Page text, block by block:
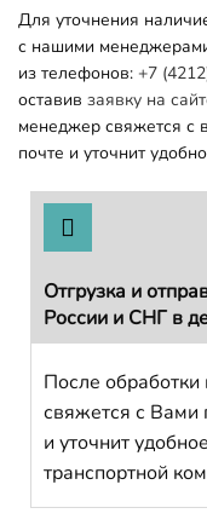
Для уточнения
с нашими
из телефонов: +7
оставив заявку на
менеджер свяжется с
почте и уточнит
Отгрузка и
России и СНГ в
После
свяжется с Вами
и уточнит
транспортной